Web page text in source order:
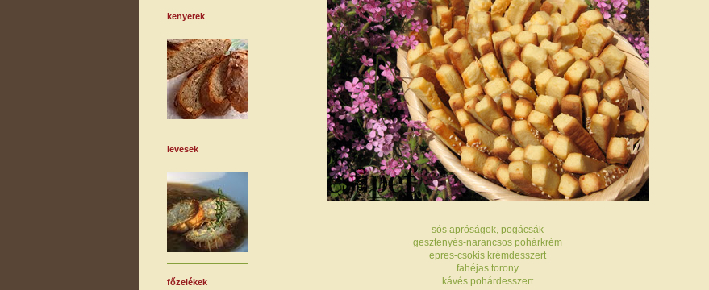
sós apróságok, pogácsák
gesztenyés-narancsos pohárkrém
epres-csokis krémdesszert
fahéjas torony
kávés pohárdesszert
kenyerek
levesek
főzelékek